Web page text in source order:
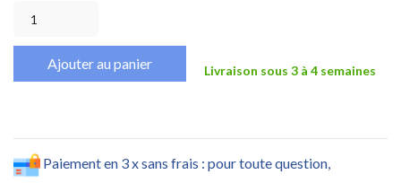
Ajouter au panier Livraison sous 3 à 4 semaines
Paiement en 3 x sans frais : pour toute question,